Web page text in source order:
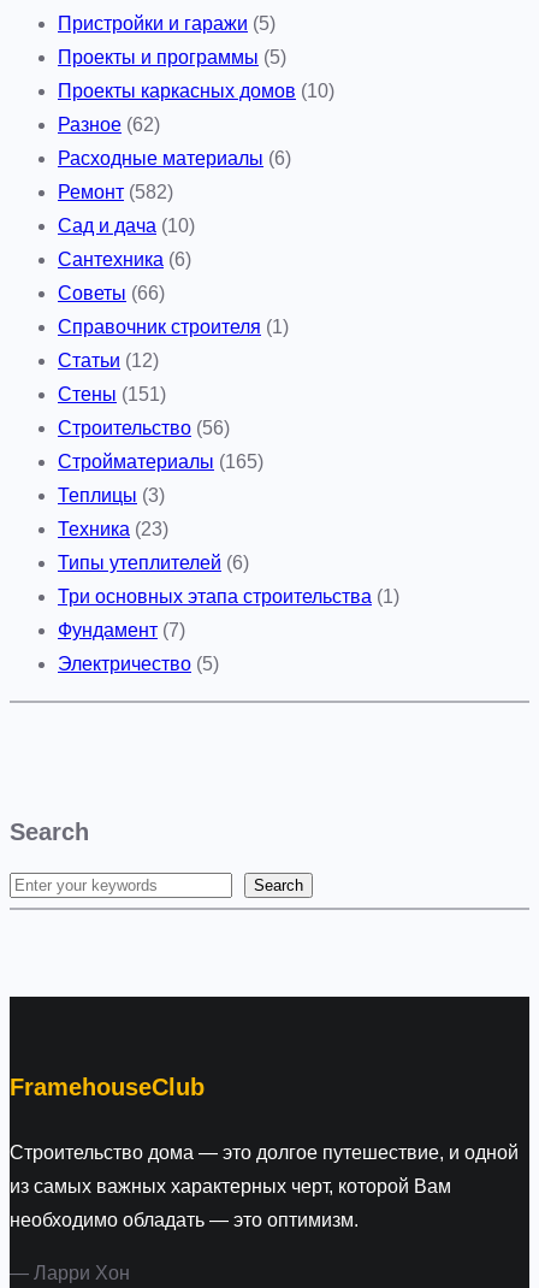
Пристройки и гаражи (5)
Проекты и программы (5)
Проекты каркасных домов (10)
Разное (62)
Расходные материалы (6)
Ремонт (582)
Сад и дача (10)
Сантехника (6)
Советы (66)
Справочник строителя (1)
Статьи (12)
Стены (151)
Строительство (56)
Стройматериалы (165)
Теплицы (3)
Техника (23)
Типы утеплителей (6)
Три основных этапа строительства (1)
Фундамент (7)
Электричество (5)
Search
S
Search
FramehouseClub
Строительство дома — это долгое путешествие, и одной
из самых важных характерных черт, которой Вам
необходимо обладать — это оптимизм.
— Ларри Хон